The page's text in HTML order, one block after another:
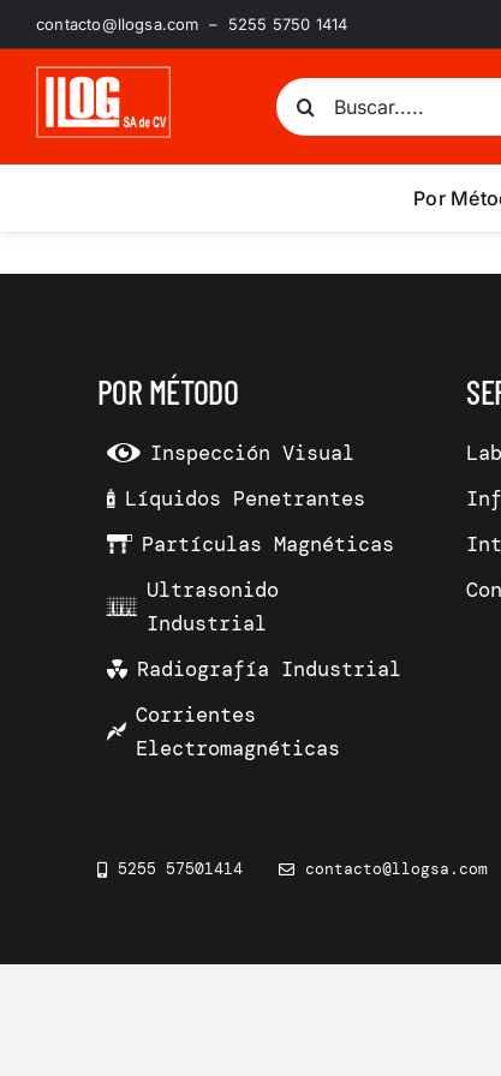
Saltar
al
contenido
contacto@llogsa.com – 5255 5750 1414
Buscar:
Por
POR MÉTODO
Inspección Visual
Líquidos Penetrantes
Partículas Magnéticas
Ultrasonido
Industrial
Radiografía Industrial
Corrientes
Electromagnéticas
5255 57501414 contacto@llogsa.com